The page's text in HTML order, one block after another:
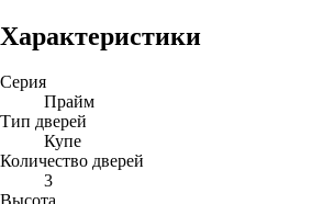
Характеристики
Серия
Прайм
Тип дверей
Купе
Количество дверей
3